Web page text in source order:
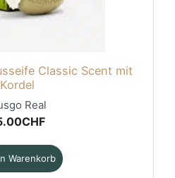
Classic Scent mit
Kordel
Real
CHF
Warenkorb